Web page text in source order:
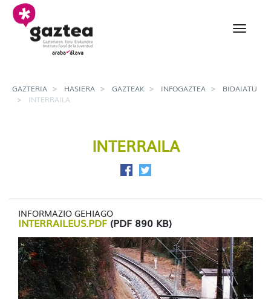
Eduki nagusira joan
Interraila - gazteria
GAZTERIA HASIERA GAZTEAK INFOGAZTEA
BIDAIATU
INTERRAILA
INTERRAILA
Facebook-en partekatu
Twitter-en partekatu
INFORMAZIO GEHIAGO
INTERRAILEUS.PDF (PDF 890 KB)